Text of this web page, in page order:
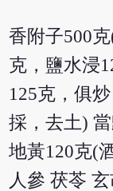
香附子500
克，鹽水浸
125克，俱
採，去土)
地黃120克(
人參 茯苓